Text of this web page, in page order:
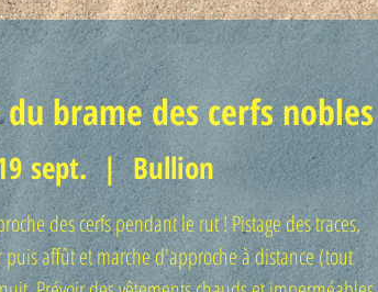
brame des cerfs nobles
sept.
  |
Bullion
des cerfs pendant le rut ! Pistage des traces,
affût et marche d'approche à distance (tout